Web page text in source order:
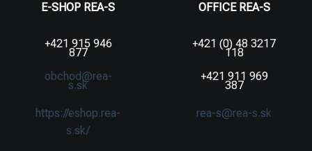
E-SHOP REA-S
+421 915 946
877
obchod@rea-
s.sk
https://eshop.rea-
s.sk/
OFFICE REA-S
+421 (0) 48 3217
118
+421 911 969
387
rea-s@rea-s.sk